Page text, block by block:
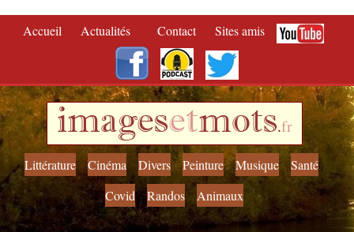
Accueil Actualités Contact Sites amis
imagesetmots.fr
Littérature Cinéma Divers Peinture Musique
Santé
Covid
Randos Animaux